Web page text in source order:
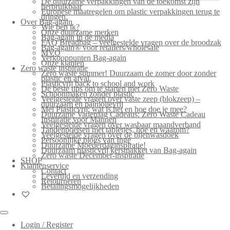
herbruikbaar
Europese maatregelen om plastic verpakkingen terug te
dringen.
Over Bag-again
Wie ben ik?
Onze duurzame merken
Bag-again in de media
FAQ Breadbag – veelgestelde vragen over de broodzak
Bag-again® voor retailers/wholesale
MVO
Verkooppunten Bag-again
Onze klanten
Zero waste inspiratie
Zero waste summer! Duurzaam de zomer door zonder
plastic en afval.
Plasticvrij back to school and work
De beste tips om te starten met Zero Waste
Schoonmaken zonder plastic
Veelgestelde vragen over vaste zeep (blokzeep) –
duurzaam en palmolievrij
Mei Plasticvrij: wat is het en hoe doe je mee?
Duurzame Vaderdag Cadeaus: Zero Waste Cadeau
Inspiratie voor Mannen
Veelgestelde vragen over wasbaar maandverband
Tandenpoetsen met tabletjes, hoe en waarom?
Veelgestelde vragen over de bijenwasdoek
Persoonlijke blogs van Inge
Duurzame Moederdaginspiratie!
Duurzaam plasticvrij kerstpakket van Bag-again
Zero waste December-inspiratie
SHOP
Klantenservice
Contact
Levertijd en verzending
Retourneren
Betalingsmogelijkheden
Login / Register